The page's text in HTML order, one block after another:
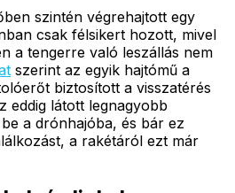
szintén végrehajtott egy
csak félsikert hozott, mivel
a tengerre való leszállás nem
szerint az egyik hajtómű a
biztosított a visszatérés
eddig látott legnagyobb
a drónhajóba, és bár ez
a rakétáról ezt már